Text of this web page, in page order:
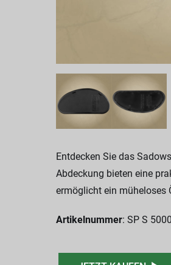
Entdecken Sie das
Abdeckung bieten eine
ermöglicht ein müheloses
Artikelnummer: SP S